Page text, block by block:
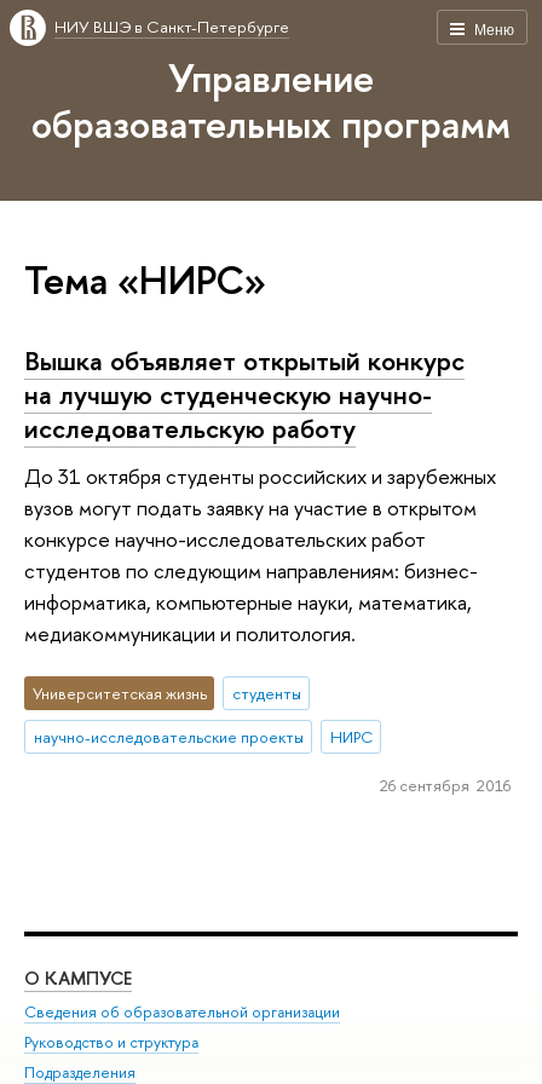
Меню
НИУ ВШЭ в Санкт-Петербурге
Управление
образовательных программ
Тема «НИРС»
Вышка объявляет открытый конкурс
на лучшую студенческую научно-
исследовательскую работу
До 31 октября студенты российских и зарубежных
вузов могут подать заявку на участие в открытом
конкурсе научно-исследовательских работ
студентов по следующим направлениям: бизнес-
информатика, компьютерные науки, математика,
медиакоммуникации и политология.
Университетская жизнь
студенты
научно-исследовательские проекты
НИРС
26 сентября 2016
О КАМПУСЕ
Сведения об образовательной организации
Руководство и структура
Подразделения